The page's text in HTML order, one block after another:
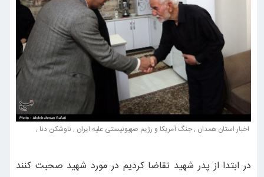
اخبار استان همدان , جنگ آمریکا و رژیم صهیونیستی علیه ایران , ناوشکن دنا ,
در ابتدا از پدر شهید تقاضا کردیم در مورد شهید صحبت کنند